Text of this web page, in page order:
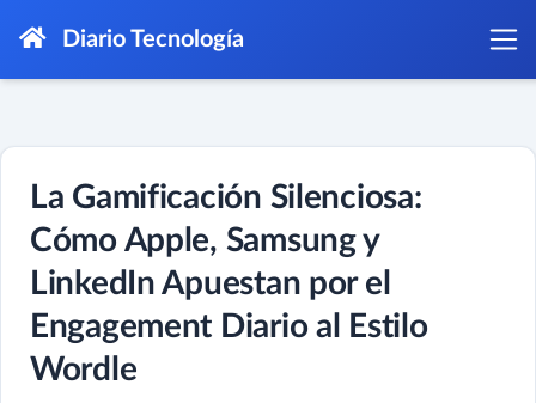
Diario Tecnología
La Gamificación Silenciosa:
Cómo Apple, Samsung y
LinkedIn Apuestan por el
Engagement Diario al Estilo
Wordle